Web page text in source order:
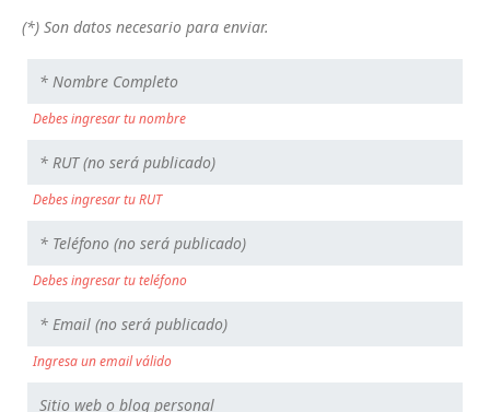
(*) Son datos necesario para enviar.
Debes ingresar tu nombre
Debes ingresar tu RUT
Debes ingresar tu teléfono
Ingresa un email válido